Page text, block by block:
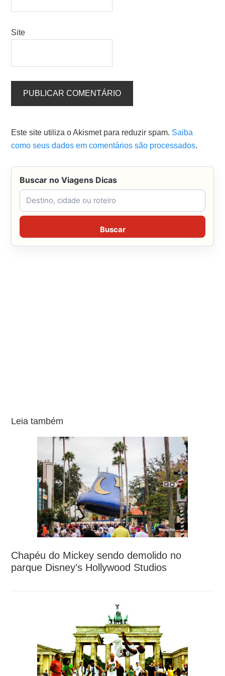
Site
Este site utiliza o Akismet para reduzir spam. Saiba
como seus dados em comentários são processados.
Buscar no Viagens Dicas
Buscar no Viagens Dicas
Buscar
Leia também
Chapéu do Mickey sendo demolido no
parque Disney’s Hollywood Studios